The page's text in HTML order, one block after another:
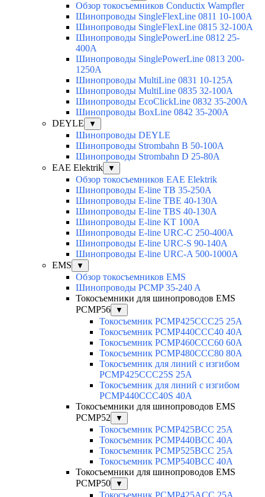
Обзор токосъемников Conductix Wampfler
Шинопроводы SingleFlexLine 0811 10-100A
Шинопроводы SingleFlexLine 0815 32-100A
Шинопроводы SinglePowerLine 0812 25-
400A
Шинопроводы SinglePowerLine 0813 200-
1250A
Шинопроводы MultiLine 0831 10-125A
Шинопроводы MultiLine 0835 32-100A
Шинопроводы EcoClickLine 0832 35-200A
Шинопроводы BoxLine 0842 35-200A
DEYLE
▼
Шинопроводы DEYLE
Шинопроводы Strombahn B 50-100A
Шинопроводы Strombahn D 25-80A
EAE Elektrik
▼
Обзор токосъемников EAE Elektrik
Шинопроводы E-line TB 35-250A
Шинопроводы E-line TBE 40-130A
Шинопроводы E-line TBS 40-130A
Шинопроводы E-line KT 100A
Шинопроводы E-line URC-C 250-400A
Шинопроводы E-line URC-S 90-140A
Шинопроводы E-line URC-A 500-1000A
EMS
▼
Обзор токосъемников EMS
Шинопроводы PCMP 35-240 A
Токосъемники для шинопроводов EMS
PCMP56
▼
Токосъемник PCMP425CCC25 25А
Токосъемник PCMP440CCC40 40А
Токосъемник PCMP460CCC60 60А
Токосъемник PCMP480CCC80 80А
Токосъемник для линий с изгибом
PCMP425CCC25S 25А
Токосъемник для линий с изгибом
PCMP440CCC40S 40А
Токосъемники для шинопроводов EMS
PCMP52
▼
Токосъемник PCMP425BCC 25А
Токосъемник PCMP440BCC 40А
Токосъемник PCMP525BCC 25А
Токосъемник PCMP540BCC 40А
Токосъемники для шинопроводов EMS
PCMP50
▼